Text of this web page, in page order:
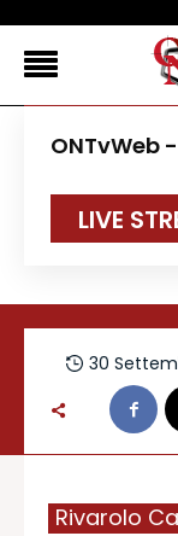
FLASH
NEWS
ONTvWeb
LIVE
30
Rivarolo